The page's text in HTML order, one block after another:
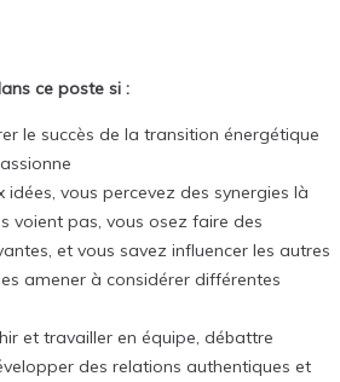
ce poste si :
le succès de la transition énergétique
idées, vous percevez des synergies là
voient pas, vous osez faire des
et vous savez influencer les autres
amener à considérer différentes
et travailler en équipe, débattre
des relations authentiques et